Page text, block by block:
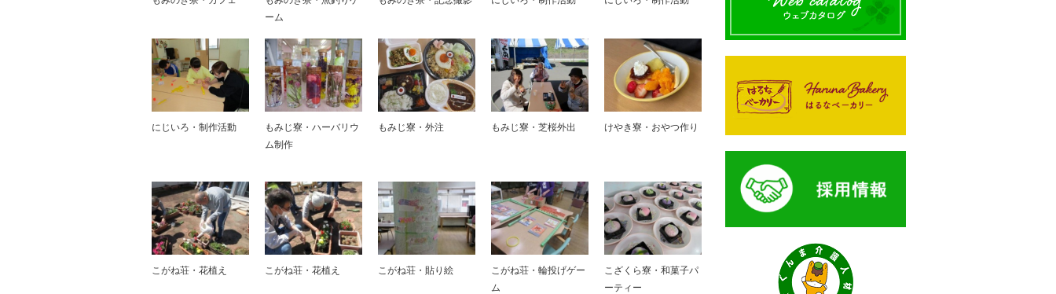
ーム
にじいろ・制作活動
もみじ寮・ハーバリウ
ム制作
もみじ寮・外注 もみじ寮・芝桜外出 けやき寮・おやつ作り
こがね荘・花植え こがね荘・花植え こがね荘・貼り絵
こがね荘・輪投げゲー
ム
こざくら寮・和菓子パ
ーティー